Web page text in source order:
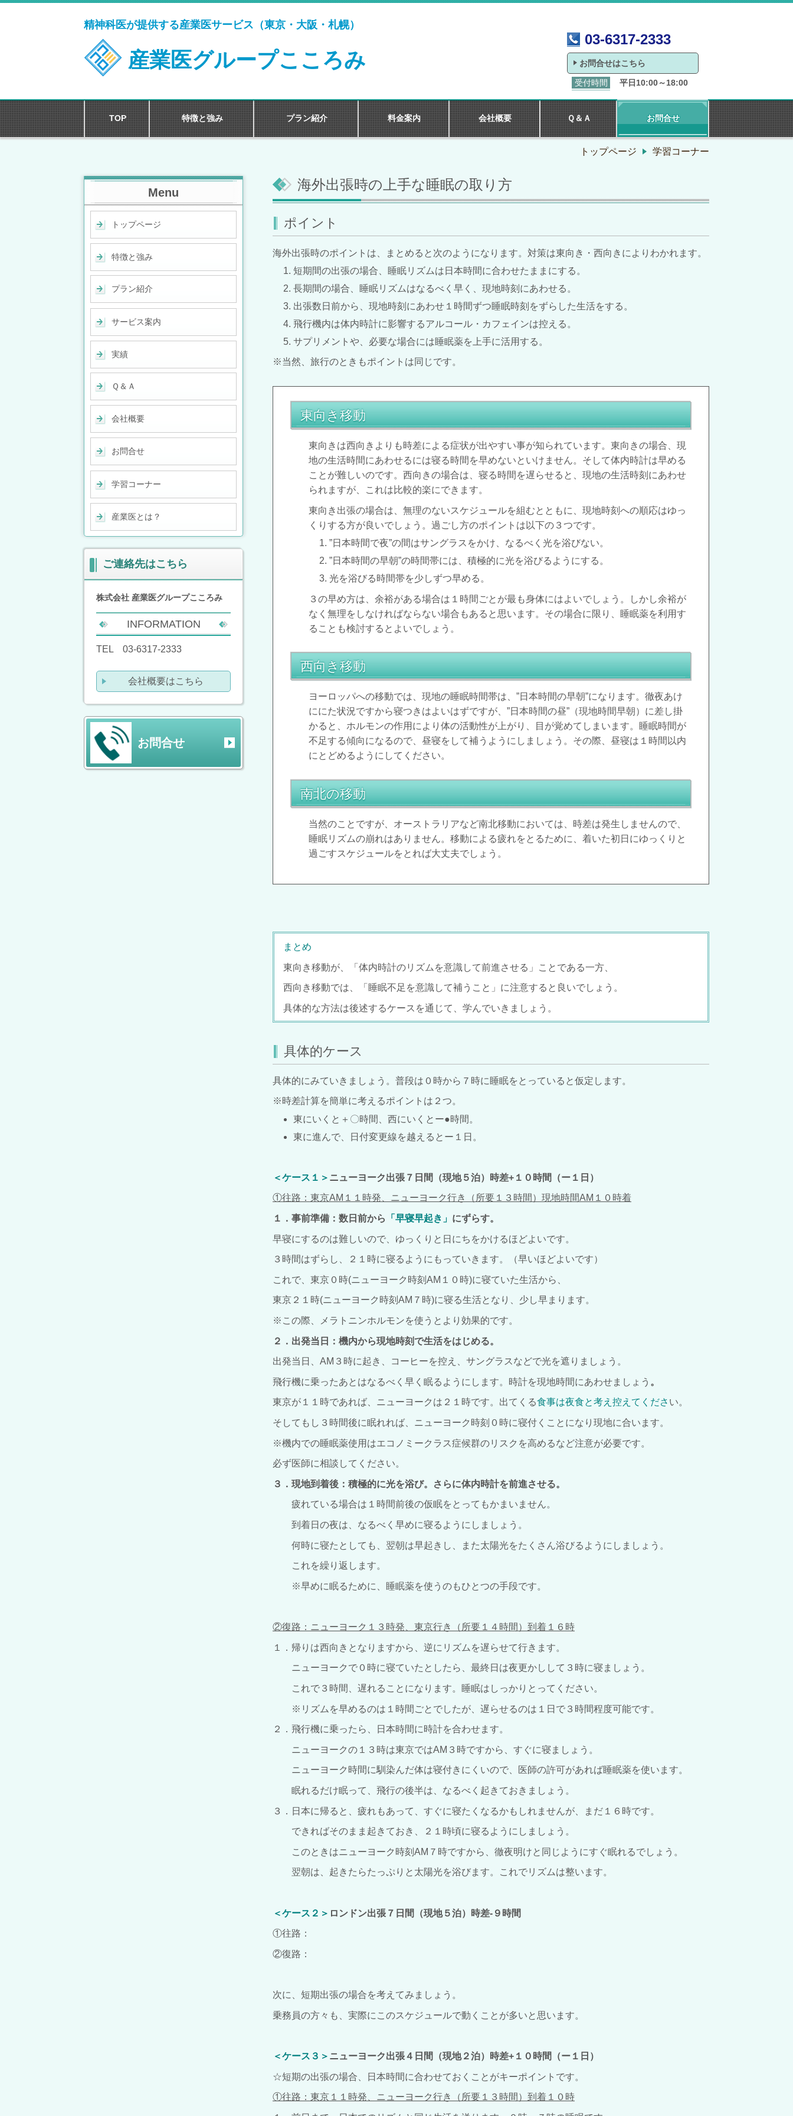
精神科医が提供する産業医サービス（東京・大阪・札幌）
産業医グループこころみ
03-6317-2333
お問合せはこちら
受付時間 平日10:00～18:00
TOP 特徴と強み プラン紹介 料金案内 会社概要 Ｑ＆Ａ お問合せ
トップページ 学習コーナー
海外出張時の上手な睡眠の取り方
ポイント
海外出張時のポイントは、まとめると次のようになります。対策は東向き・西向きによりわかれます。
短期間の出張の場合、睡眠リズムは日本時間に合わせたままにする。
長期間の場合、睡眠リズムはなるべく早く、現地時刻にあわせる。
出張数日前から、現地時刻にあわせ１時間ずつ睡眠時刻をずらした生活をする。
飛行機内は体内時計に影響するアルコール・カフェインは控える。
サプリメントや、必要な場合には睡眠薬を上手に活用する。
※当然、旅行のときもポイントは同じです。
東向き移動
東向きは西向きよりも時差による症状が出やすい事が知られています。東向きの場合、現
地の生活時間にあわせるには寝る時間を早めないといけません。そして体内時計は早める
ことが難しいのです。西向きの場合は、寝る時間を遅らせると、現地の生活時刻にあわせ
られますが、これは比較的楽にできます。
東向き出張の場合は、無理のないスケジュールを組むとともに、現地時刻への順応はゆっ
くりする方が良いでしょう。過ごし方のポイントは以下の３つです。
”日本時間で夜”の間はサングラスをかけ、なるべく光を浴びない。
”日本時間の早朝”の時間帯には、積極的に光を浴びるようにする。
光を浴びる時間帯を少しずつ早める。
３の早め方は、余裕がある場合は１時間ごとが最も身体にはよいでしょう。しかし余裕が
なく無理をしなければならない場合もあると思います。その場合に限り、睡眠薬を利用す
ることも検討するとよいでしょう。
西向き移動
ヨーロッパへの移動では、現地の睡眠時間帯は、”日本時間の早朝”になります。徹夜あけ
ににた状況ですから寝つきはよいはずですが、”日本時間の昼”（現地時間早朝）に差し掛
かると、ホルモンの作用により体の活動性が上がり、目が覚めてしまいます。睡眠時間が
不足する傾向になるので、昼寝をして補うようにしましょう。その際、昼寝は１時間以内
にとどめるようにしてください。
南北の移動
当然のことですが、オーストラリアなど南北移動においては、時差は発生しませんので、
睡眠リズムの崩れはありません。移動による疲れをとるために、着いた初日にゆっくりと
過ごすスケジュールをとれば大丈夫でしょう。
まとめ
東向き移動が、「体内時計のリズムを意識して前進させる」ことである一方、
西向き移動では、「睡眠不足を意識して補うこと」に注意すると良いでしょう。
具体的な方法は後述するケースを通じて、学んでいきましょう。
具体的ケース
具体的にみていきましょう。普段は０時から７時に睡眠をとっていると仮定します。
※時差計算を簡単に考えるポイントは２つ。
東にいくと＋〇時間、西にいくとー●時間。
東に進んで、日付変更線を越えるとー１日。
＜ケース１＞ ニューヨーク出張７日間（現地５泊）時差+１０時間（ー１日）
①往路：東京AM １１時発、ニューヨーク行き（所要１３時間）現地時間AM１０時着
１．事前準備：数日前から 「早寝早起き」 にずらす。
早寝にするのは難しいので、ゆっくりと日にちをかけるほどよいです。
３時間はずらし、２１時に寝るようにもっていきます。（早いほどよいです）
これで、東京０時(ニューヨーク時刻AM１０時)に寝ていた生活から、
東京２１時(ニューヨーク時刻AM７時)に寝る生活となり、少し早まります。
※この際、メラトニンホルモンを使うとより効果的です。
２．出発当日：機内から現地時刻で生活をはじめる。
出発当日、AM３時に起き、コーヒーを控え、サングラスなどで光を遮りましょう。
飛行機に乗ったあとはなるべく早く眠るようにします。時計を現地時間にあわせましょう 。
東京が１１時であれば、ニューヨークは２１時です。出てくる食事は夜食と考え控えてくださ い。
そしてもし３時間後に眠れれば、ニューヨーク時刻０時に寝付くことになり現地に合います。
※機内での睡眠薬使用はエコノミークラス症候群のリスクを高めるなど注意が必要です。
必ず医師に相談してください。
３．現地到着後：積極的に光を浴び。さらに体内時計を前進させる。
疲れている場合は１時間前後の仮眠をとってもかまいません。
到着日の夜は、なるべく早めに寝るようにしましょう。
何時に寝たとしても、翌朝は早起きし、また太陽光をたくさん浴びるようにしましょう。
これを繰り返します。
※早めに眠るために、睡眠薬を使うのもひとつの手段です。
②復路：ニューヨーク１３時発、東京行き（所要１４時間）到着１６時
１．帰りは西向きとなりますから、逆にリズムを遅らせて行きます。
ニューヨークで０時に寝ていたとしたら、最終日は夜更かしして３時に寝ましょう。
これで３時間、遅れることになります。睡眠はしっかりとってください。
※リズムを早めるのは１時間ごとでしたが、遅らせるのは１日で３時間程度可能です。
２．飛行機に乗ったら、日本時間に時計を合わせます。
ニューヨークの１３時は東京ではAM３時ですから、すぐに寝ましょう。
ニューヨーク時間に馴染んだ体は寝付きにくいので、医師の許可があれば睡眠薬を使います。
眠れるだけ眠って、飛行の後半は、なるべく起きておきましょう。
３．日本に帰ると、疲れもあって、すぐに寝たくなるかもしれませんが、まだ１６時です。
できればそのまま起きておき、２１時頃に寝るようにしましょう。
このときはニューヨーク時刻AM７時ですから、徹夜明けと同じようにすぐ眠れるでしょう。
翌朝は、起きたらたっぷりと太陽光を浴びます。これでリズムは整います。
＜ケース２＞ ロンドン出張７日間（現地５泊）時差-９時間
①往路：
②復路：
次に、短期出張の場合を考えてみましょう。
乗務員の方々も、実際にこのスケジュールで動くことが多いと思います。
＜ケース３＞ ニューヨーク出張４日間（現地２泊）時差+１０時間（ー１日）
☆短期の出張の場合、日本時間に合わせておくことがキーポイントです。
①往路：東京１１時発、ニューヨーク行き（所要１３時間）到着１０時
Menu
トップページ
特徴と強み
プラン紹介
サービス案内
実績
Ｑ＆Ａ
会社概要
お問合せ
学習コーナー
産業医とは？
ご連絡先はこちら
株式会社 産業医グループこころみ
INFORMATION
TEL 03-6317-2333
会社概要はこちら
お問合せ